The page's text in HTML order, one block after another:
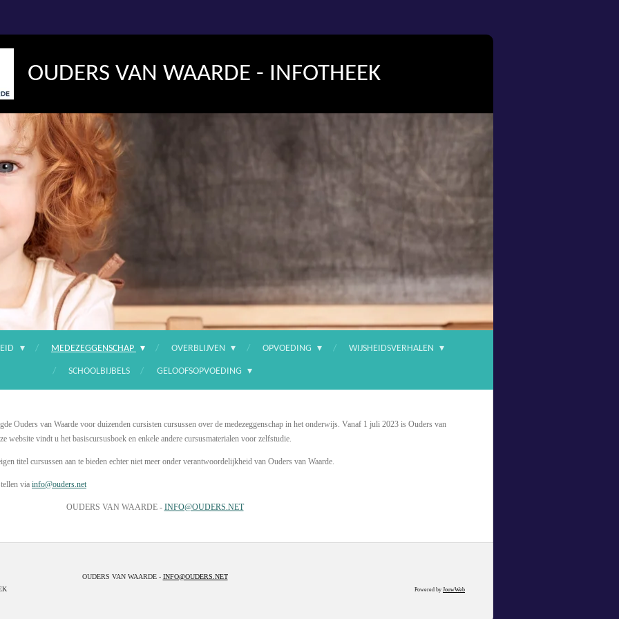
OUDERS VAN WAARDE - INFOTHEEK
MEDEZEGGENSCHAP OVERBLIJVEN OPVOEDING WIJSHEIDSVERHALEN
SCHOOLBIJBELS GELOOFSOPVOEDING
Ouders van Waarde voor duizenden cursisten cursussen over de medezeggenschap in het onderwijs. Vanaf 1 juli 2023 is Ouders van
website vindt u het basiscursusboek en enkele andere cursusmaterialen voor zelfstudie.
titel cursussen aan te bieden echter niet meer onder verantwoordelijkheid van Ouders van Waarde.
via info@ouders.net
OUDERS VAN WAARDE - INFO@OUDERS.NET
OUDERS VAN WAARDE - INFO@OUDERS.NET
Powered by JouwWeb